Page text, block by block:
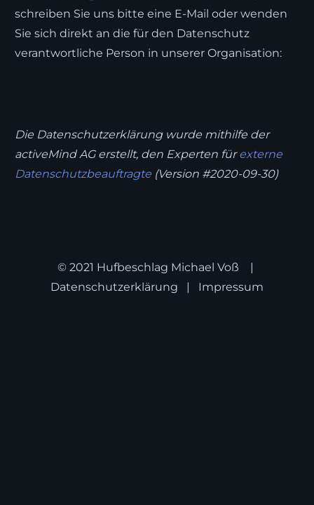
schreiben Sie uns bitte eine E-Mail oder wenden
Sie sich direkt an die für den Datenschutz
verantwortliche Person in unserer Organisation:
Die Datenschutzerklärung wurde mithilfe der
activeMind AG erstellt, den Experten fürexterne
Datenschutzbeauftragte (Version #2020-09-30)
© 2021 Hufbeschlag Michael Voß |
Datenschutzerklärung | Impressum